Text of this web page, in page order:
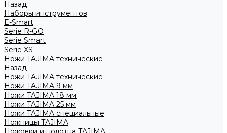
Назад
Наборы инструментов
E-Smart
Serie R-GO
Serie Smart
Serie XS
Ножи TAJIMA технические
Назад
Ножи TAJIMA технические
Ножи TAJIMA 9 мм
Ножи TAJIMA 18 мм
Ножи TAJIMA 25 мм
Ножи TAJIMA специальные
Ножницы TAJIMA